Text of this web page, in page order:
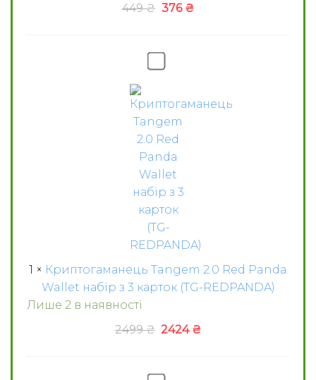
449₴ 376 ₴
Red
Panda
Wallet
набір
з
3
карток
(TG-
REDPANDA)
1 × Криптогаманець Tangem 2.0 Red Panda
Wallet набір з 3 карток (TG-REDPANDA)
Лише 2 в наявності
2499₴ Оригінальна
2424 ₴Поточна